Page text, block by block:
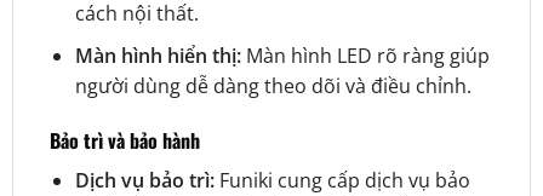
cách nội thất.
Màn hình hiển thị:Màn hình LED rõ ràng giúp
người dùng dễ dàng theo dõi và điều chỉnh.
Bảo trì và bảo hành
Dịch vụ bảo trì:Funiki cung cấp dịch vụ bảo